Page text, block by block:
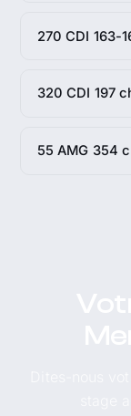
270 CDI 163-
320 CDI 197
55 AMG 354